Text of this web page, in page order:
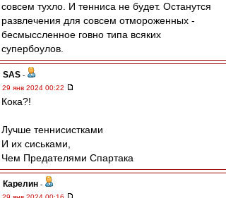
совсем тухло. И тенниса не будет. Останутся
развлечения для совсем отмороженных -
бесмыссленное говно типа всяких
супербоулов.
SAS -
29 янв 2024 00:22
Кока?!
Лучше теннисистками
И их сиськами,
Чем Предателями Спартака
Карелин -